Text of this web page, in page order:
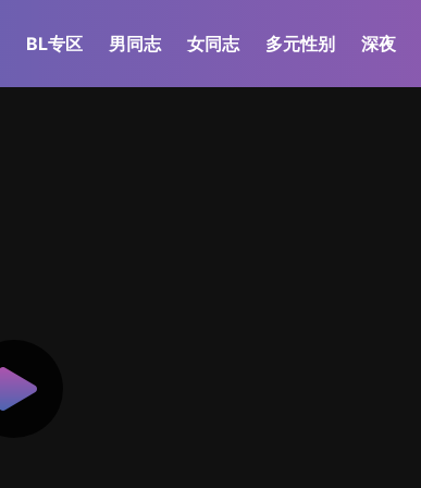
BL专区 男同志 女同志 多元性别 深夜